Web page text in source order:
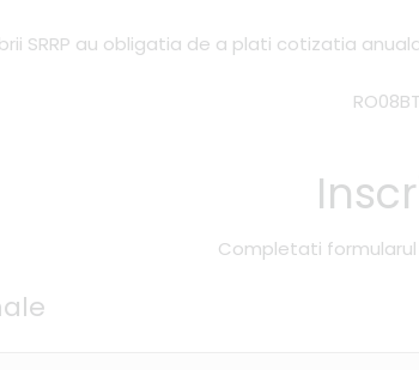
SRRP au obligatia de a plati cotizatia
Completati formularul